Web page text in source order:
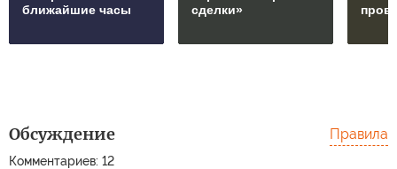
ближайшие часы
сделки»
Обсуждение
Комментариев: 12
Правила